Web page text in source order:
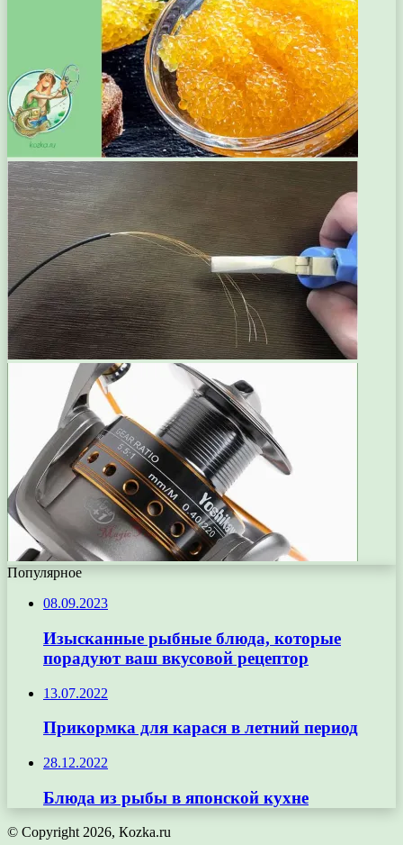
Популярное
08.09.2023
Изысканные рыбные блюда, которые
порадуют ваш вкусовой рецептор
13.07.2022
Прикормка для карася в летний период
28.12.2022
Блюда из рыбы в японской кухне
© Copyright 2026, Кozka.ru